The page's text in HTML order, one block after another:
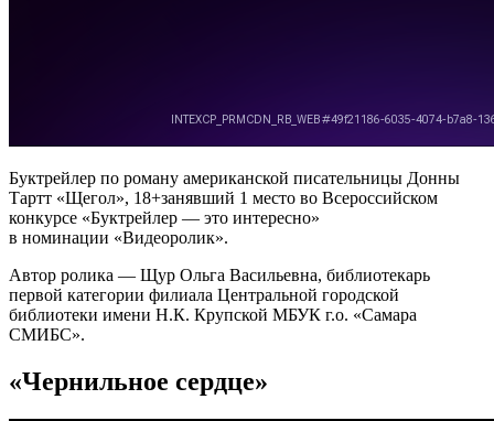
Буктрейлер по роману американской писательницы Донны
Тартт «Щегол», 18+занявший 1 место во Всероссийском
конкурсе «Буктрейлер — это интересно»
в номинации «Видеоролик».
Автор ролика — Щур Ольга Васильевна, библиотекарь
первой категории филиала Центральной городской
библиотеки имени Н.К. Крупской МБУК г.о. «Самара
СМИБС».
«Чернильное сердце»